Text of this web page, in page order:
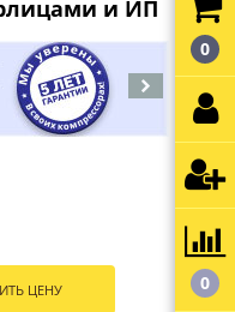
и ИП
ЦЕНУ 0
0